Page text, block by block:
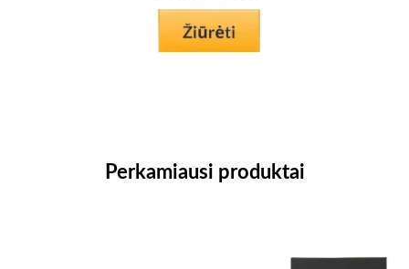
Perkamiausi produktai